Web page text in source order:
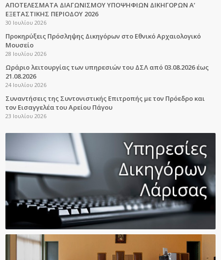
ΑΠΟΤΕΛΕΣΜΑΤΑ ΔΙΑΓΩΝΙΣΜΟΥ ΥΠΟΨΗΦΙΩΝ ΔΙΚΗΓΟΡΩΝ Α’
ΕΞΕΤΑΣΤΙΚΗΣ ΠΕΡΙΟΔΟΥ 2026
30 Ιουλίου 2026
Προκηρύξεις Πρόσληψης Δικηγόρων στο Εθνικό Αρχαιολογικό
Μουσείο
28 Ιουλίου 2026
Ωράριο λειτουργίας των υπηρεσιών του ΔΣΛ από 03.08.2026 έως
21.08.2026
24 Ιουλίου 2026
Συναντήσεις της Συντονιστικής Επιτροπής με τον Πρόεδρο και
τον Εισαγγελέα του Αρείου Πάγου
23 Ιουλίου 2026